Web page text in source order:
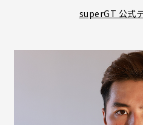
b
superGT 公式